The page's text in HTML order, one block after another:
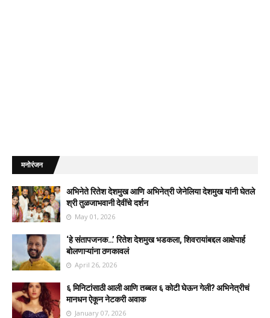
मनोरंजन
अभिनेते रितेश देशमुख आणि अभिनेत्री जेनेलिया देशमुख यांनी घेतले
श्री तुळजाभवानी देवींचे दर्शन
May 01, 2026
‘हे संतापजनक…’ रितेश देशमुख भडकला, शिवरायांबद्दल आक्षेपार्ह
बोलणाऱ्यांना ठणकावलं
April 26, 2026
६ मिनिटांसाठी आली आणि तब्बल ६ कोटी घेऊन गेली? अभिनेत्रीचं
मानधन ऐकून नेटकरी अवाक
January 07, 2026